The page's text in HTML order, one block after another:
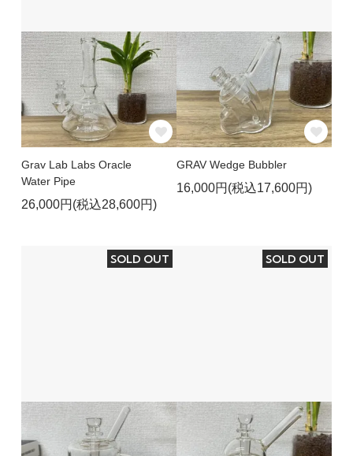
Grav Lab Labs Oracle
Water Pipe
26,000円(税込28,600円)
GRAV Wedge Bubbler
16,000円(税込17,600円)
SOLD OUT SOLD OUT